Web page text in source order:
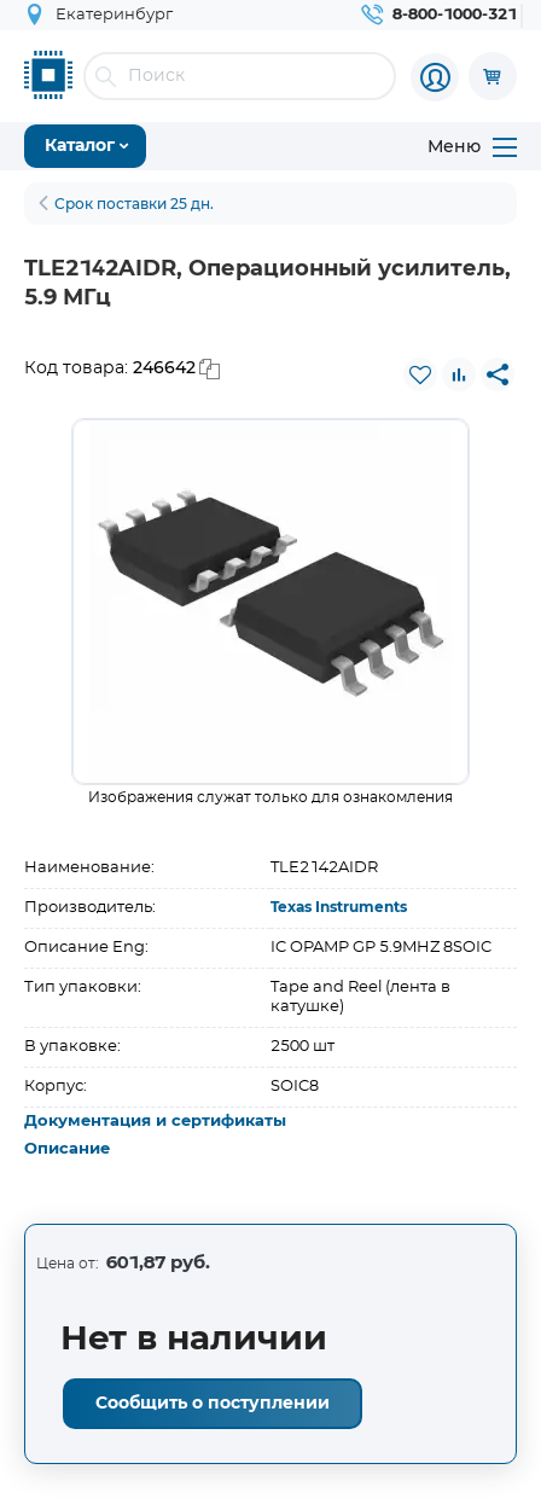
Екатеринбург 8-800-1000-321
Каталог Меню
Срок поставки 25 дн.
TLE2142AIDR, Операционный усилитель,
5.9 МГц
Код товара: 246642
Изображения служат только для ознакомления
Наименование: TLE2142AIDR
Производитель: Texas Instruments
Описание Eng: IC OPAMP GP 5.9MHZ 8SOIC
Тип упаковки:
Tape and Reel (лента в
катушке)
В упаковке: 2500 шт
Корпус: SOIC8
Документация и сертификаты
Описание
Цена от: 601,87 руб.
Нет в наличии
Сообщить о поступлении